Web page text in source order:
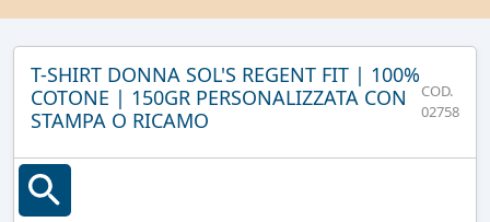
T-SHIRT DONNA SOL'S REGENT FIT | 100%
COTONE | 150GR PERSONALIZZATA CON
STAMPA O RICAMO
COD.
02758